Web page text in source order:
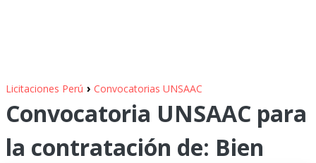
Licitaciones Perú › Convocatorias UNSAAC
Convocatoria UNSAAC para
la contratación de: Bien